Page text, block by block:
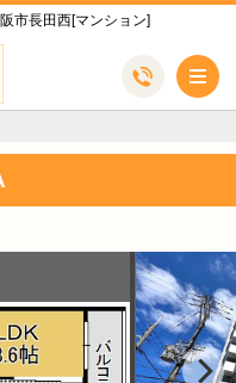
市長田西[マンション]